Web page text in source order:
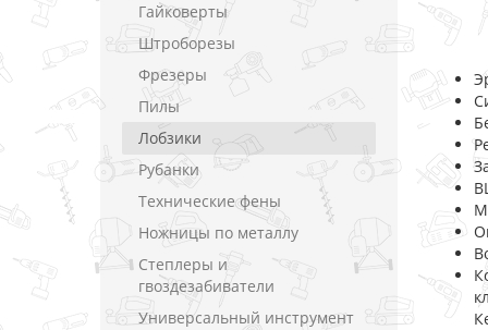
Гайковерты
Штроборезы
Фрезеры
Пилы
Лобзики
Рубанки
Технические фены
Ножницы по металлу
Степлеры и
гвоздезабиватели
Универсальный инструмент